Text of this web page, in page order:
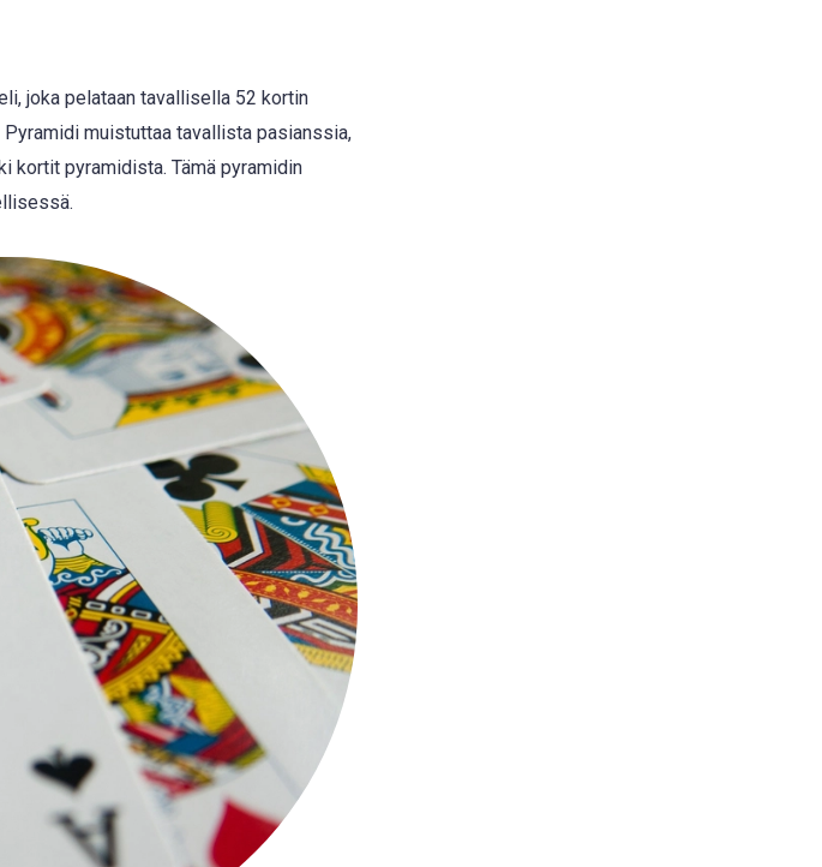
joka pelataan tavallisella 52 kortin
muistuttaa tavallista pasianssia,
kortit pyramidista. Tämä pyramidin